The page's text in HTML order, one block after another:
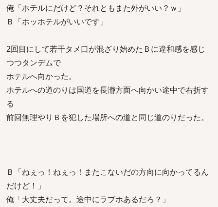
俺「ホテルにだけど？それともまた外がいい？ｗ」
Ｂ「ホッホテルがいいです」
2回目にして若干タメ口が混ざり始めたＢに違和感を感じ
つつタンデムで
ホテルへ向かった。
ホテルへの道のりは国道を長瀞方面へ向かい途中で右折す
る
前回無理やりＢを犯した場所への道と同じ道のりだった。
Ｂ「ねぇっ！ねぇっ！またこないだの方向に向かってるん
だけど！」
俺「大丈夫だって。途中にラブホあるだろ？」